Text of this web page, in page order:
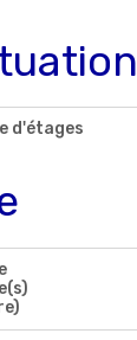
d'étages